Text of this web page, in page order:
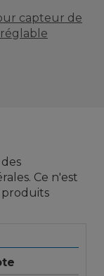
capteur de
Ce n'est
produits